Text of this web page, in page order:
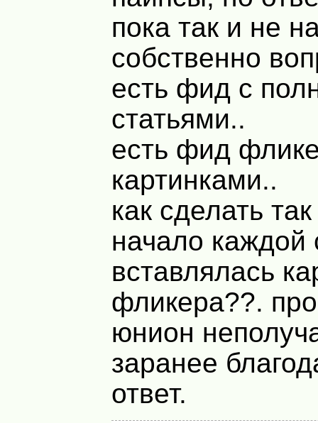
пока так и не
собственно
есть фид с
статьями..
есть фид
картинками..
как сделать
начало каждой
вставлялась
фликера??.
юнион
заранее
ответ.